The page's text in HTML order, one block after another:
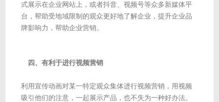
式展示在企业网站上，或者抖音、视频号等众多新媒体平
台，帮助受地域限制的观众更好地了解企业，提升企业品
牌影响力，帮助企业营销。
四、有利于进行视频营销
利用宣传动画对某一特定观众集体进行视频营销，用视频
吸引他们的注意，一起展示产品，也不失为一种好办法。